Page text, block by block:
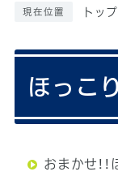
現在位置 トップ
ほっこ
おまかせ!!